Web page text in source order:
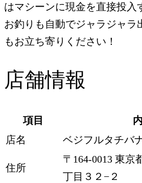
はマシーンに現金を直接投入
お釣りも自動でジャラジャラ
もお立ち寄りください！
店舗情報
項目
店名
ベジフルタチバ
住所
〒164-0013 東京
丁目３２−２